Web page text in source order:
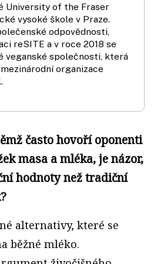
University of the Fraser
vysoké škole v Praze.
odpovědnosti,
reSITE a v roce 2018 se
veganské společnosti, která
organizace
často hovoří oponenti
masa a mléka, je názor,
hodnoty než tradiční
alternativy, které se
běžné mléko.